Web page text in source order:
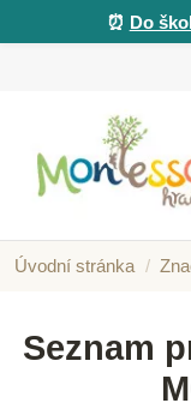
⏰ Do
Úvodní stránka
Seznam